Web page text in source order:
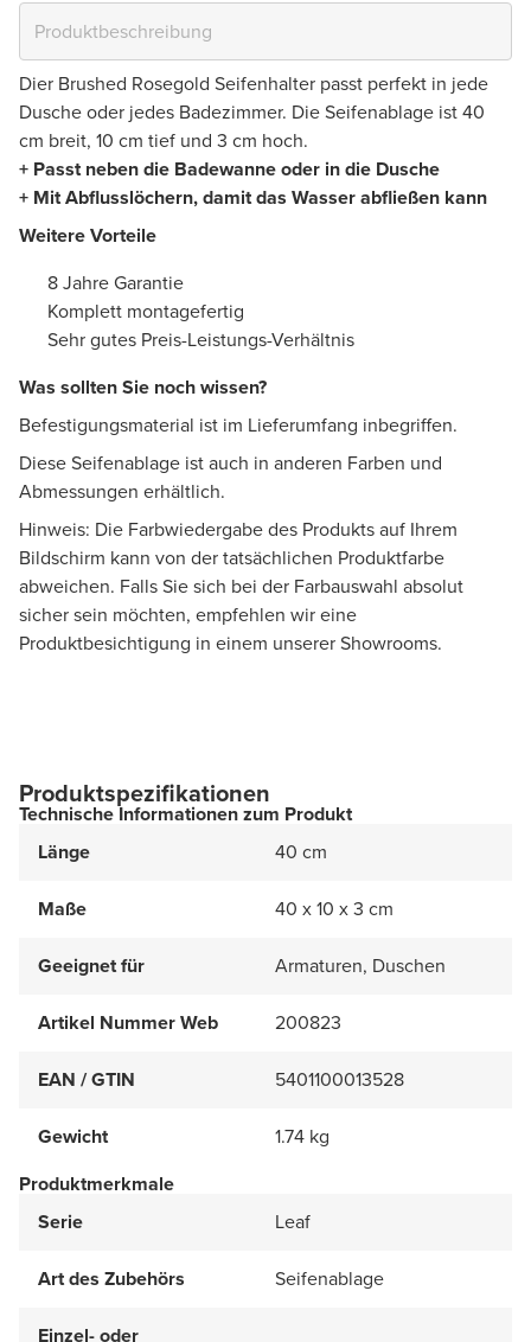
Dier Brushed Rosegold Seifenhalter passt perfekt in jede
Dusche oder jedes Badezimmer. Die Seifenablage ist 40
cm breit, 10 cm tief und 3 cm hoch.
+ Passt neben die Badewanne oder in die Dusche
+ Mit Abflusslöchern, damit das Wasser abfließen kann
Weitere Vorteile
8 Jahre Garantie
Komplett montagefertig
Sehr gutes Preis-Leistungs-Verhältnis
Was sollten Sie noch wissen?
Befestigungsmaterial ist im Lieferumfang inbegriffen.
Diese Seifenablage ist auch in anderen Farben und
Abmessungen erhältlich.
Hinweis: Die Farbwiedergabe des Produkts auf Ihrem
Bildschirm kann von der tatsächlichen Produktfarbe
abweichen. Falls Sie sich bei der Farbauswahl absolut
sicher sein möchten, empfehlen wir eine
Produktbesichtigung in einem unserer Showrooms.
Produktspezifikationen
Technische Informationen zum Produkt
Länge
40 cm
Maße 40 x 10 x 3 cm
Geeignet für Armaturen, Duschen
Artikel Nummer Web 200823
EAN / GTIN 5401100013528
Gewicht
1.74 kg
Produktmerkmale
Serie
Leaf
Art des Zubehörs Seifenablage
Einzel- oder